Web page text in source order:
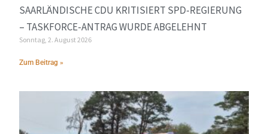
SAARLÄNDISCHE CDU KRITISIERT SPD-REGIERUNG
– TASKFORCE-ANTRAG WURDE ABGELEHNT
Sonntag, 2. August 2026
Zum Beitrag »